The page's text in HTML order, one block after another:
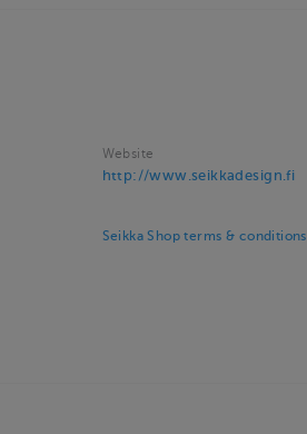
Website
http://www.seikkadesign.fi
Seikka Shop terms & conditions